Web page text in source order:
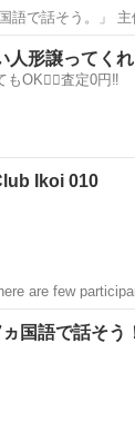
語で話そう。」
ァミリークラブ
録団体） 後援：京
その他
人形譲ってく
もOK🙆‍♀️査定0円‼️
Ikoi 010
a new a...
国語で話そう